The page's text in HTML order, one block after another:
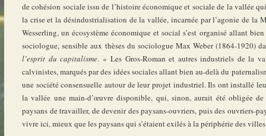
de cohésion sociale issu de l’histoire économique et sociale de la vallée
la crise et la désindustrialisation de la vallée, incarnée par l’agonie de la
Wesserling, un écosystème économique et social s’est organisé allant
sociologue, sensible aux thèses du sociologue Max Weber (1864-1920)
l’esprit du capitalisme. « Les Gros-Roman et autres industriels de la
calvinistes, marqués par des idées sociales allant bien au-delà du
une société consensuelle autour de leur projet industriel. Ils ont installé
la vallée une main-d’œuvre disponible, qui, sinon, aurait été obligée
paysans de travailler, de devenir des paysans-ouvriers, puis des ouvriers-
vivre ici, mieux que les paysans qui s’étaient exilés à la périphérie des